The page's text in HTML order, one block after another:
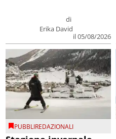
di
Erika David
il 05/08/2026
PUBBLIREDAZIONALI